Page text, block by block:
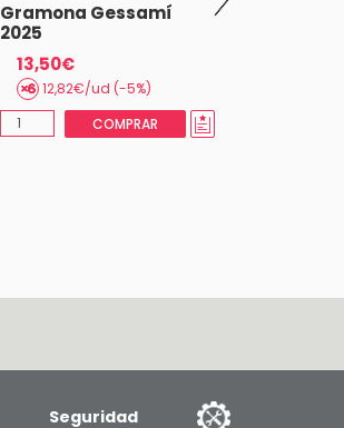
Gramona Gessamí
2025
13,50€
12,82€/ud (-5%)
COMPRAR
Seguridad